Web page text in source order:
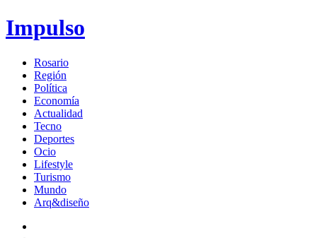
Impulso
Rosario
Región
Política
Economía
Actualidad
Tecno
Deportes
Ocio
Lifestyle
Turismo
Mundo
Arq&diseño